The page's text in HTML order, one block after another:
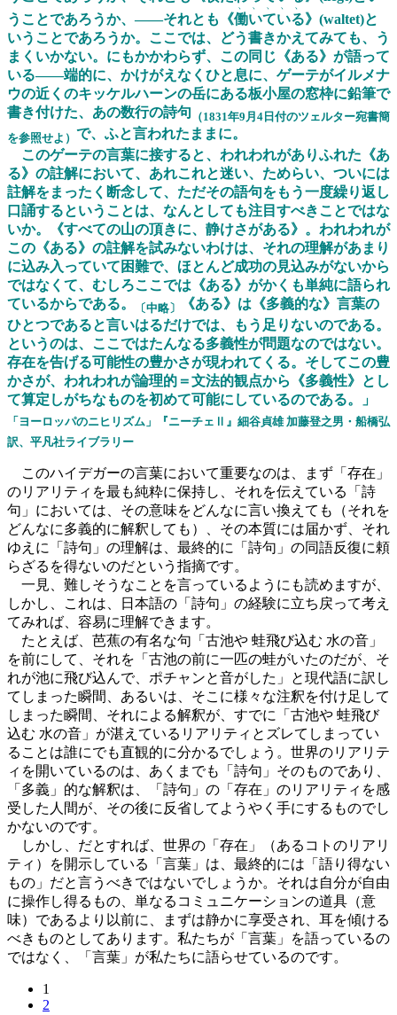
うことであろうか、――それとも《働
﹅
い
﹅
て
﹅
い
﹅
る
﹅
》(waltet)と
いうことであろうか。ここでは、どう書きかえてみても、う
まくいかない。にもかかわらず、この同じ《ある》が語って
いる――端的に、かけがえなくひと息に、ゲーテがイルメナ
ウの近くのキッケルハーンの岳にある板小屋の窓枠に鉛筆で
書き付けた、あの数行の詩句 （1831年9月4日付のツェルター宛書簡
を参照せよ） で、ふと言われたままに。
このゲーテの言葉に接すると、われわれがありふれた《あ
る》の註解において、あれこれと迷い、ためらい、ついには
註解をまったく断念して、ただその語句をもう一度繰り返し
口誦するということは、なんとしても注目すべきことではな
いか。《すべての山の頂きに、静けさがある》。われわれが
この《ある》の註解を試みないわけは、それの理解があまり
に込み入っていて困難で、ほとんど成功の見込みがないから
ではなくて、むしろここでは《ある》がかくも単純に語られ
ているからである。
〔中略〕
《ある》は《多義的な》言葉の
ひとつであると言いはるだけでは、もう足りないのである。
というのは、ここではたんなる多義性が問題なのではない。
存在を告げる可能性の豊かさが現われてくる。そしてこの豊
かさが、われわれが論理的＝文法的観点から《多義性》とし
て算定しがちなものを初めて可能にしているのである。」
「ヨーロッパのニヒリズム」『ニーチェⅡ』細谷貞雄 加藤登之男・船橋弘
訳、平凡社ライブラリー
このハイデガーの言葉において重要なのは、まず「存在」
のリアリティを最も純粋に保持し、それを伝えている「詩
句」においては、その意味をどんなに言い換えても（それを
どんなに多義的に解釈しても）、その本質には届かず、それ
ゆえに「詩句」の理解は、最終的に「詩句」の同語反復に頼
らざるを得ないのだという指摘です。
一見、難しそうなことを言っているようにも読めますが、
しかし、これは、日本語の「詩句」の経験に立ち戻って考え
てみれば、容易に理解できます。
たとえば、芭蕉の有名な句「古池や 蛙飛び込む 水の音」
を前にして、それを「古池の前に一匹の蛙がいたのだが、そ
れが池に飛び込んで、ポチャンと音がした」と現代語に訳し
てしまった瞬間、あるいは、そこに様々な注釈を付け足して
しまった瞬間、それによる解釈が、すでに「古池や 蛙飛び
込む 水の音」が湛えているリアリティとズレてしまってい
ることは誰にでも直観的に分かるでしょう。世界のリアリテ
ィを開いているのは、あくまでも「詩句」そのものであり、
「多義」的な解釈は、「詩句」の「存在」のリアリティを感
受した人間が、その後に反省してようやく手にするものでし
かないのです。
しかし、だとすれば、世界の「存在」（あるコトのリアリ
ティ）を開示している「言葉」は、最終的には「語り得ない
もの」だと言うべきではないでしょうか。それは自分が自由
に操作し得るもの、単なるコミュニケーションの道具（意
味）であるより以前に、まずは静かに享受され、耳を傾ける
べきものとしてあります。私たちが「言葉」を語っているの
ではなく、「言葉」が私たちに語らせているのです。
1
2